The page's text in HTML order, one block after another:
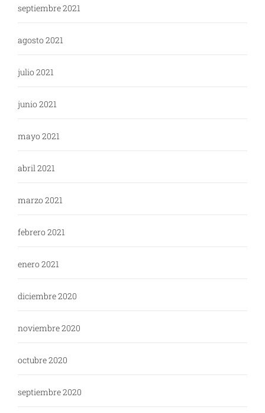
septiembre 2021
agosto 2021
julio 2021
junio 2021
mayo 2021
abril 2021
marzo 2021
febrero 2021
enero 2021
diciembre 2020
noviembre 2020
octubre 2020
septiembre 2020